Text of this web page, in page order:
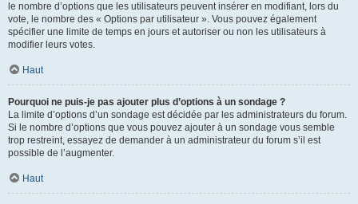
le nombre d’options que les utilisateurs peuvent insérer en modifiant, lors du
vote, le nombre des « Options par utilisateur ». Vous pouvez également
spécifier une limite de temps en jours et autoriser ou non les utilisateurs à
modifier leurs votes.
Haut
Pourquoi ne puis-je pas ajouter plus d’options à un sondage ?
La limite d’options d’un sondage est décidée par les administrateurs du forum.
Si le nombre d’options que vous pouvez ajouter à un sondage vous semble
trop restreint, essayez de demander à un administrateur du forum s’il est
possible de l’augmenter.
Haut